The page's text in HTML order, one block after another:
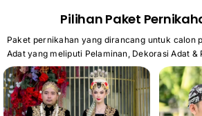
Pilihan Paket
Paket pernikahan yang dirancang untuk calon
Adat yang meliputi Pelaminan, Dekorasi Adat &